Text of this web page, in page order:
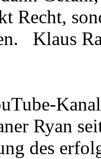
Recht,
Klaus
Ryan
des